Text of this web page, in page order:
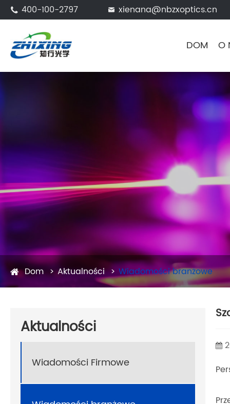
 400-100-2797  xienana@nbzxoptics.cn
DOM O
Dom Aktualności Wiadomości branżowe
Aktualności
Wiadomości Firmowe